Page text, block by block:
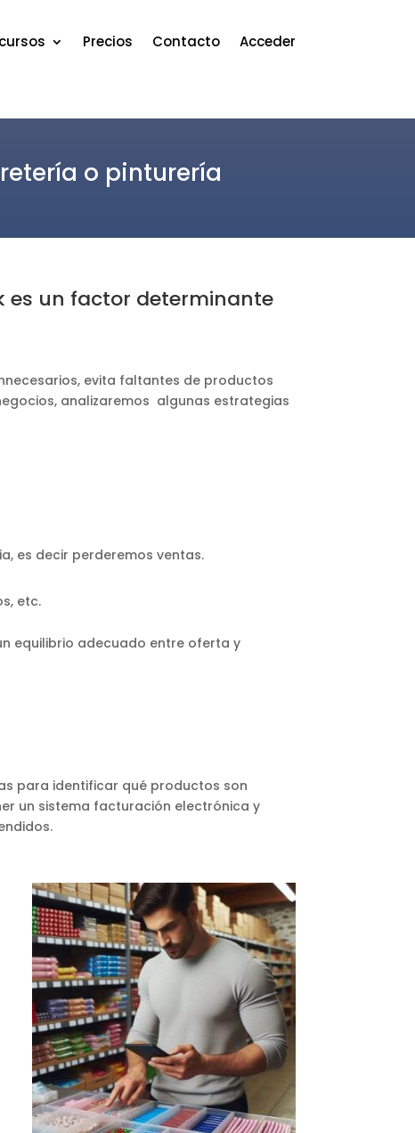
Precios Contacto Acceder
o pinturería
es un factor determinante
evita faltantes de productos
analizaremos algunas estrategias
es decir perderemos ventas.
etc.
equilibrio adecuado entre oferta y
para identificar qué productos son
un sistema facturación electrónica y